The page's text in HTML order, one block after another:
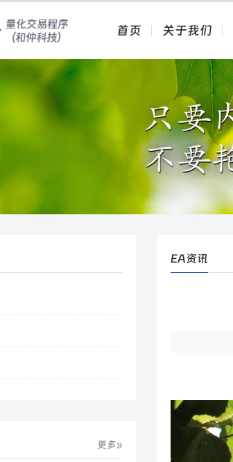
首页 关于我们
更多»
EA资讯